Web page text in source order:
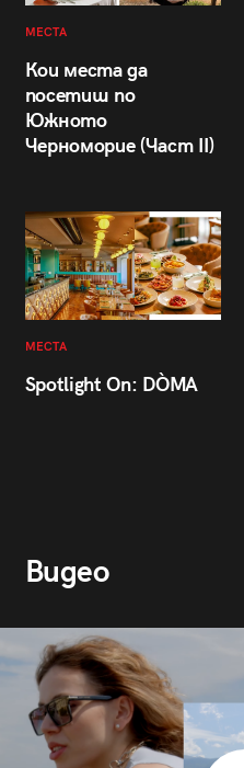
МЕСТА
Кои места да
посетиш по
Южното
Черноморие (Част II)
МЕСТА
Spotlight On: DÒMA
Видео